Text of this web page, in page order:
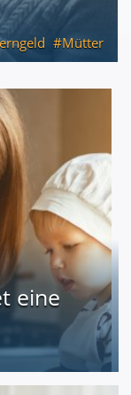
Mütter
eine